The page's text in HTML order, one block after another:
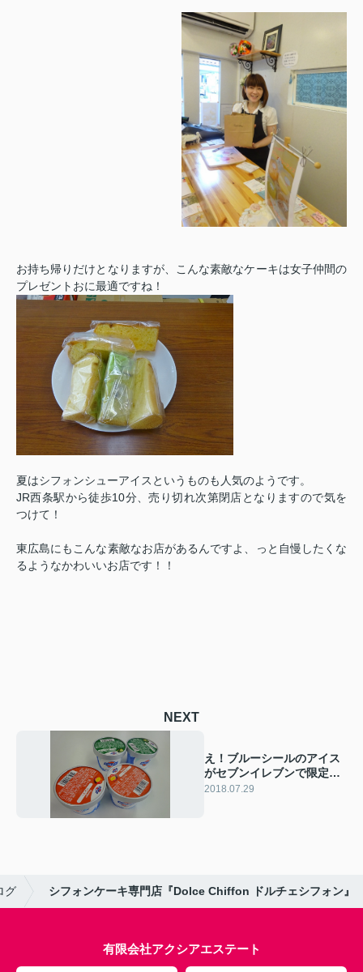
お持ち帰りだけとなりますが、こんな素敵なケーキは女子仲間の
プレゼントおに最適ですね！
夏はシフォンシューアイスというものも人気のようです。
JR西条駅から徒歩10分、売り切れ次第閉店となりますので気を
つけて！
東広島にもこんな素敵なお店があるんですよ、っと自慢したくな
るようなかわいいお店です！！
NEXT
え！ブルーシールのアイス
がセブンイレブンで限定販
売中！
2018.07.29
グ シフォンケーキ専門店『Dolce Chiffon ドルチェシフォン』
有限会社アクシアエステート